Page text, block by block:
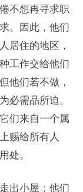
不想再寻求职
。因此，他们
居住的地区，
工作交给他们
他们若不做，
必需品所迫。
们来自一个属
赐给所有人
处。
出小屋；他们